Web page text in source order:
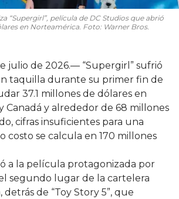
“Supergirl”, película de DC Studios que abrió
en Norteamérica. Foto: Warner Bros.
julio de 2026.— “Supergirl” sufrió
taquilla durante su primer fin de
37.1 millones de dólares en
Canadá y alrededor de 68 millones
cifras insuficientes para una
costo se calcula en 170 millones
a la película protagonizada por
segundo lugar de la cartelera
de “Toy Story 5”, que